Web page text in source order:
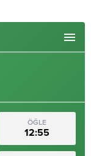
ÖĞLE
12:55